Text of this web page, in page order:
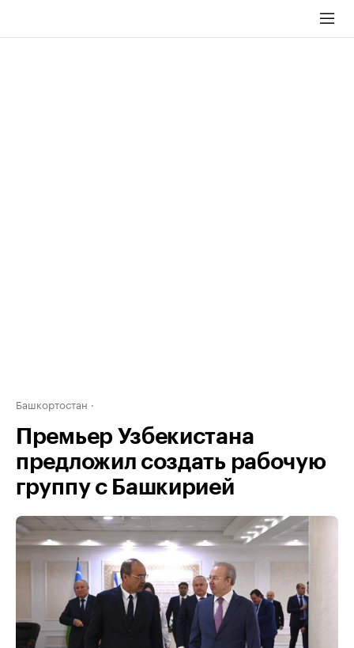
Башкортостан
Премьер Узбекистана
предложил создать рабочую
группу с Башкирией